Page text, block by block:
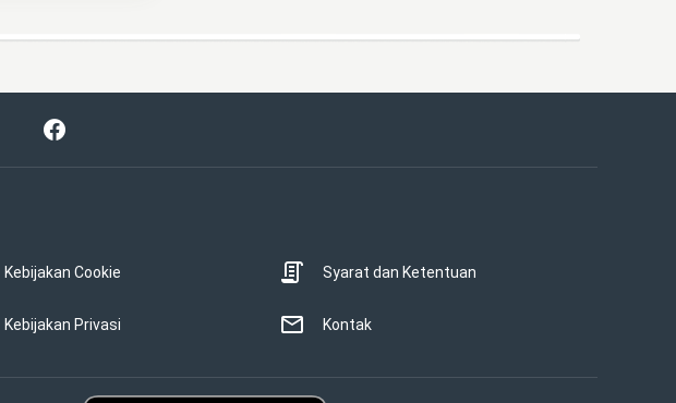
Kebijakan Cookie
Kebijakan Privasi
Syarat dan Ketentuan
Kontak